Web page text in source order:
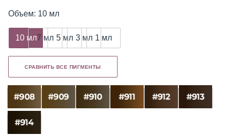
Объем: 10 мл
10 мл7 мл 5 мл 3 мл 1 мл
СРАВНИТЬ ВСЕ ПИГМЕНТЫ